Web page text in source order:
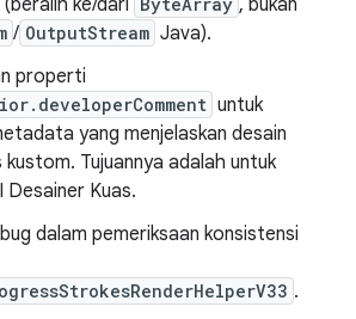
ke/dari
, bukan
/ OutputStream Java).
properti
untuk
yang menjelaskan desain
kustom. Tujuannya adalah untuk
Desainer Kuas.
dalam pemeriksaan konsistensi
.